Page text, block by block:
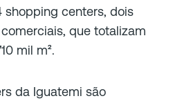
shopping centers, dois
que totalizam
mil m².
da Iguatemi são